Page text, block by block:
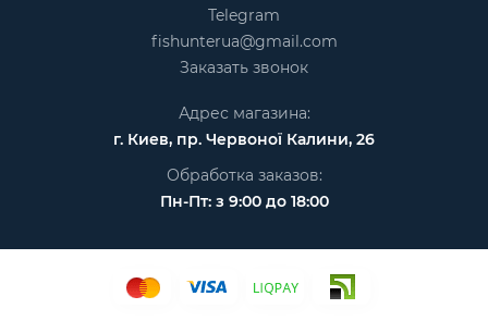
Telegram
fishunterua@gmail.com
Заказать звонок
Адрес магазина:
г. Киев, пр. Червоної Калини, 26
Обработка заказов:
Пн-Пт: з 9:00 до 18:00